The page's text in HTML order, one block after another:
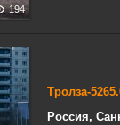
194
Тролза-
Россия,